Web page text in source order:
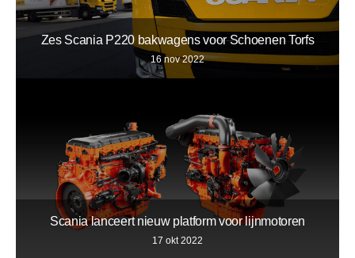
Zes Scania P220 bakwagens voor Schoenen Torfs
16 nov 2022
Scania lanceert nieuw platform voor lijnmotoren
17 okt 2022